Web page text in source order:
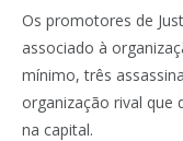
Os promotores de
associado à
mínimo, três
organização rival
na capital.